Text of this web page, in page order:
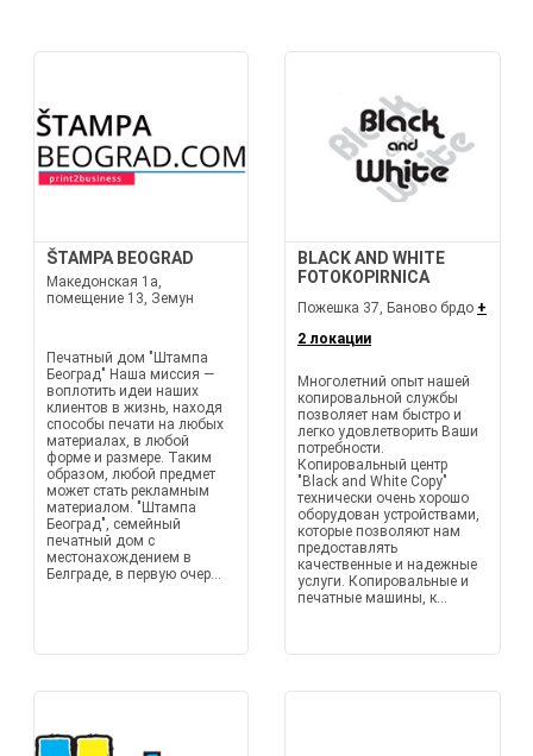
ŠTAMPA BEOGRAD
Македонская 1а,
помещение 13, Земун
Печатный дом "Штампа
Београд" Наша миссия —
воплотить идеи наших
клиентов в жизнь, находя
способы печати на любых
материалах, в любой
форме и размере. Таким
образом, любой предмет
может стать рекламным
материалом. "Штампа
Београд", семейный
печатный дом с
местонахождением в
Белграде, в первую очер...
BLACK AND WHITE
FOTOKOPIRNICA
Пожешка 37, Баново брдо +
2 локации
Многолетний опыт нашей
копировальной службы
позволяет нам быстро и
легко удовлетворить Ваши
потребности.
Копировальный центр
"Black and White Copy"
технически очень хорошо
оборудован устройствами,
которые позволяют нам
предоставлять
качественные и надежные
услуги. Копировальные и
печатные машины, к...